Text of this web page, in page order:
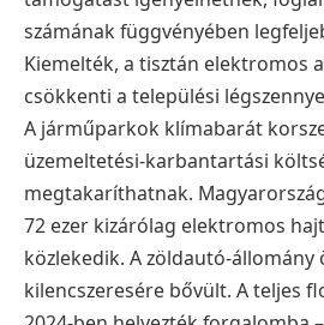
számának függvényében
Kiemelték, a tisztán elektromos
csökkenti a települési
A járműparkok klímabarát
üzemeltetési-karbantartási
megtakaríthatnak.
72 ezer kizárólag elektromos
közlekedik. A zöldautó-állomány
kilencszeresére bővült. A teljes